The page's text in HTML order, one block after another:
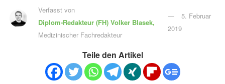
Verfasst von
Diplom-Redakteur (FH) Volker Blasek,
Medizinischer Fachredakteur
5. Februar
2019
Teile den Artikel